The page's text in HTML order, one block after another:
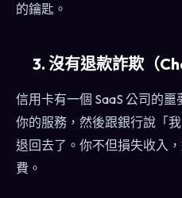
的鑰匙。
3. 沒有退款詐欺（
信用卡有一個 SaaS 公司的
你的服務，然後跟銀行說「
退回去了。你不但損失收入
費。